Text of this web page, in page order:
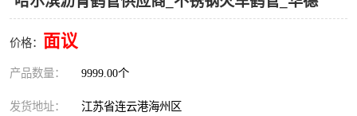
价格： 面议
产品数量： 9999.00个
发货地址： 江苏省连云港海州区